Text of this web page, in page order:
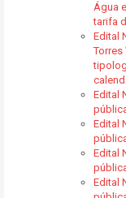
Água
tarifa
Edital
Torres
Edital
Edital
Edital
Edital